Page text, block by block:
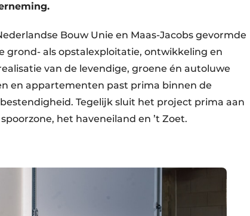
Bouw Unie en Maas-Jacobs gevormde
als opstalexploitatie, ontwikkeling en
van de levendige, groene én autoluwe
en appartementen past prima binnen de
Tegelijk sluit het project prima aan
het haveneiland en ’t Zoet.